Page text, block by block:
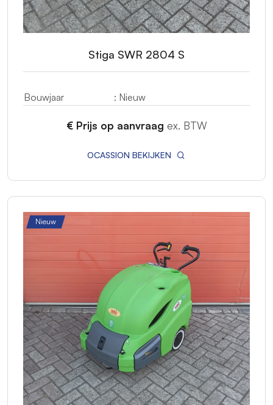
Stiga SWR 2804 S
Bouwjaar : Nieuw
€ Prijs op aanvraag ex. BTW
OCASSION BEKIJKEN
Nieuw